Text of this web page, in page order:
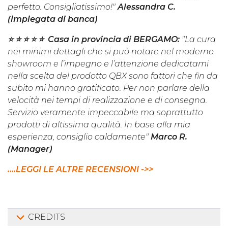
perfetto. Consigliatissimo!"Alessandra C.
(impiegata di banca)
⭐️ ⭐️ ⭐️ ⭐️ ⭐️ Casa in provincia di BERGAMO: "La cura
nei minimi dettagli che si può notare nel moderno
showroom e l’impegno e l’attenzione dedicatami
nella scelta del prodotto QBX sono fattori che fin da
subito mi hanno gratificato. Per non parlare della
velocità nei tempi di realizzazione e di consegna.
Servizio veramente impeccabile ma soprattutto
prodotti di altissima qualità. In base alla mia
esperienza, consiglio caldamente" Marco R.
(Manager)
....LEGGI LE ALTRE RECENSIONI ->>
CREDITS